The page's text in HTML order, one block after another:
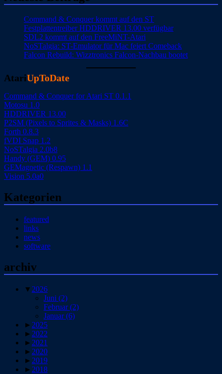
Command & Conquer kommt auf den ST
Festplattentreiber HDDRIVER 13.00 verfügbar
SDL2 kommt auf den FreeMiNT-Atari
NoSTalgia: ST-Emulator für Mac feiert Comeback
Falcon Rebuild: Wizztronics Falcon-Nachbau bootet
AtariUpToDate
Command & Conquer for Atari ST 0.1.1
Motosu 1.0
HDDRIVER 13.00
P2SM (Pixels to Sprites & Masks) 1.6C
Forth 0.8.3
fVDI Snap 1.2
NoSTalgia 2.0b8
Handy (GEM) 0.95
GEMagnetic (Respawn) 1.1
Vision 5.0a0
Kategorien
featured
links
news
software
archiv
▼ 2026
Juni (2)
Februar(2)
Januar(6)
► 2025
► 2022
► 2021
► 2020
► 2019
► 2018